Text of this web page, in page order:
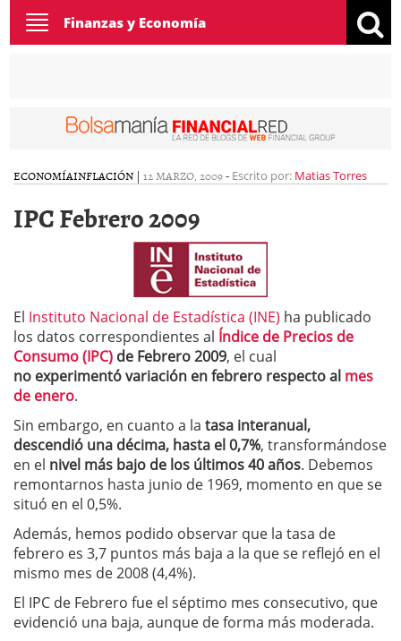
Toggle
navigation
Finanzas y Economía
ECONOMÍAINFLACIÓN | 12 MARZO, 2009- Escrito por: Matias Torres
IPC Febrero 2009
El Instituto Nacional de Estadística (INE) ha publicado
los datos correspondientes al Índice de Precios de
Consumo (IPC) de Febrero 2009, el cual
no experimentó variación en febrero respecto al mes
de enero.
Sin embargo, en cuanto a la tasa interanual,
descendió una décima, hasta el 0,7%, transformándose
en el nivel más bajo de los últimos 40 años. Debemos
remontarnos hasta junio de 1969, momento en que se
situó en el 0,5%.
Además, hemos podido observar que la tasa de
febrero es 3,7 puntos más baja a la que se reflejó en el
mismo mes de 2008 (4,4%).
El IPC de Febrero fue el séptimo mes consecutivo, que
evidenció una baja, aunque de forma más moderada.